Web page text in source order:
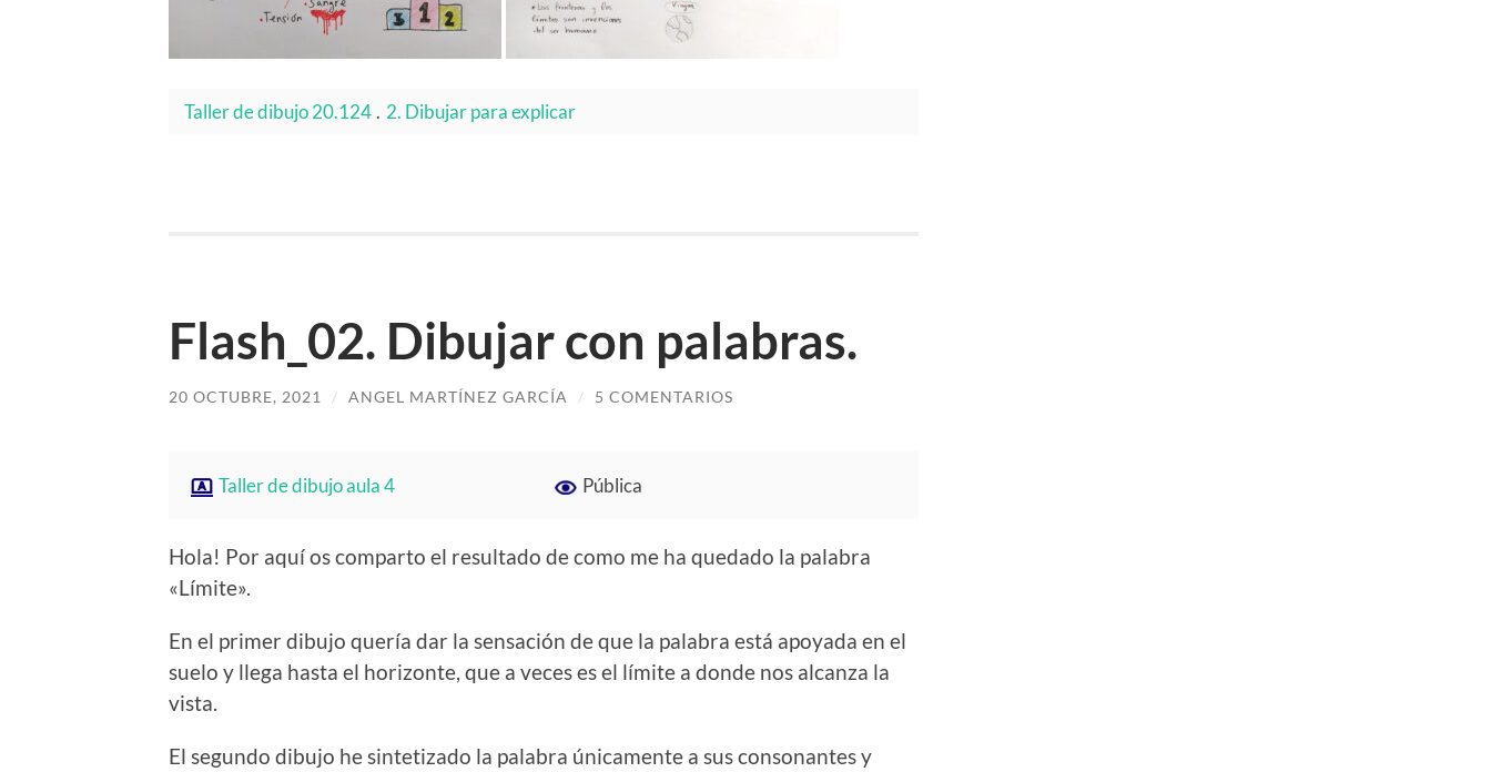
Taller de dibujo 20.124 . 2. Dibujar para explicar
Flash_02. Dibujar con palabras.
20 OCTUBRE, 2021 / ANGEL MARTÍNEZ GARCÍA / 5 COMENTARIOS
Taller de dibujo aula 4 Pública
Hola! Por aquí os comparto el resultado de como me ha quedado la palabra
«Límite».
En el primer dibujo quería dar la sensación de que la palabra está apoyada en el
suelo y llega hasta el horizonte, que a veces es el límite a donde nos alcanza la
vista.
El segundo dibujo he sintetizado la palabra únicamente a sus consonantes y